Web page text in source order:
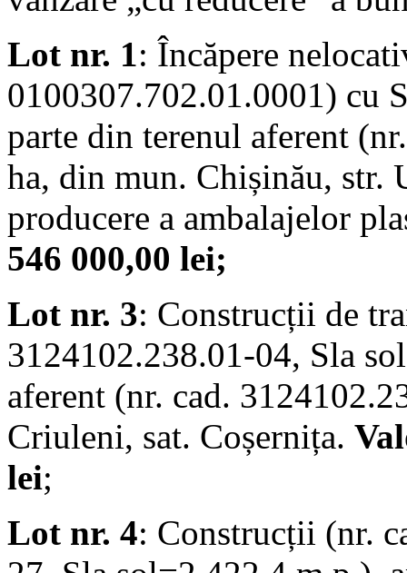
Lot nr. 1: Încăpere
0100307.702.01.0001) cu
parte din terenul aferent
ha, din mun. Chișinău, str.
producere a ambalajelor
546 000,00 lei;
Lot nr. 3: Construcții de
3124102.238.01-04, Sla
aferent (nr. cad.
Criuleni, sat. Coșernița.
lei;
Lot nr. 4: Construcții (nr.